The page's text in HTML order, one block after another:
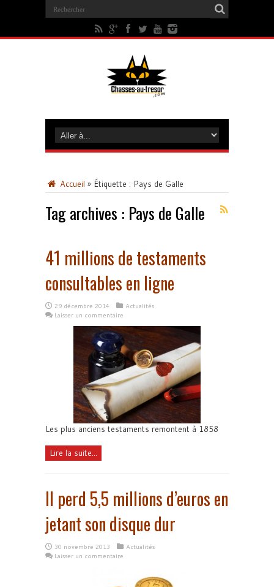
Accueil » Étiquette : Pays de Galle
Tag archives : Pays de Galle
41 millions de testaments
consultables en ligne
29 décembre 2014
Actualités
Laisser un commentaire
Les plus anciens testaments remontent à 1858
Lire la suite...
Il perd 5,5 millions d’euros en
jetant son disque dur
30 novembre 2013
Actualités
Laisser un commentaire